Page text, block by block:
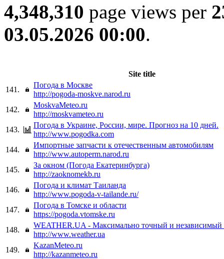
4,348,310 page views per
03.05.2026 00:00.
Site title
141.
Погода в Москве
http://pogoda-moskve.narod.ru
142.
MoskvaMeteo.ru
http://moskvameteo.ru
143.
Погода в Украине, России, мире. Прогноз на 10 дней.
http://www.pogodka.com
144.
Импортные запчасти к отечественным автомобилям
http://www.autoperm.narod.ru
145.
За окном (Погода Екатеринбурга)
http://zaoknomekb.ru
146.
Погода и климат Таиланда
http://www.pogoda-v-tailande.ru/
147.
Погода в Томске и области
https://pogoda.vtomske.ru
148.
WEATHER.UA - Максимально точный и независимый
http://www.weather.ua
149.
KazanMeteo.ru
http://kazanmeteo.ru